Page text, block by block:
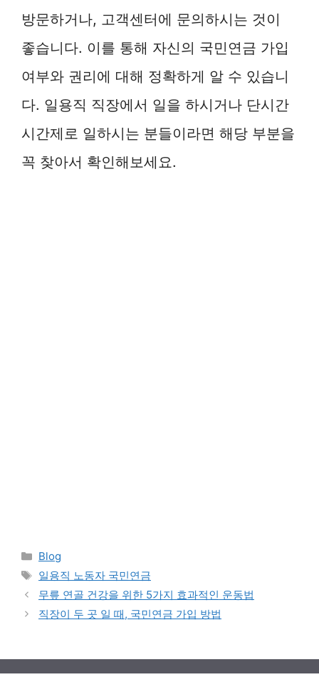
방문하거나, 고객센터에 문의하시는 것이
좋습니다. 이를 통해 자신의 국민연금 가입
여부와 권리에 대해 정확하게 알 수 있습니
다. 일용직 직장에서 일을 하시거나 단시간
시간제로 일하시는 분들이라면 해당 부분을
꼭 찾아서 확인해보세요.
Categories
Blog
Tags
일용직 노동자 국민연금
무릎 연골 건강을 위한 5가지 효과적인 운동법
직장이 두 곳 일 때, 국민연금 가입 방법